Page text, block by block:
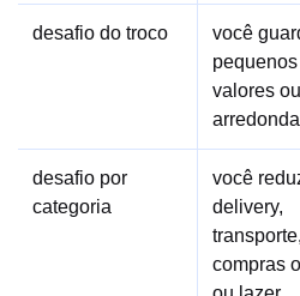
desafio do troco
você
pequenos
valores ou
desafio por
categoria
você
delivery,
transporte,
compras